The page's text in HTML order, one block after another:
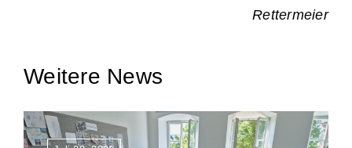
Rettermeier
Weitere News